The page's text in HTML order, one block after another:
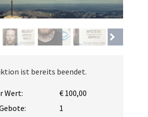
ist bereits beendet.
Wert:
€ 100,00
1